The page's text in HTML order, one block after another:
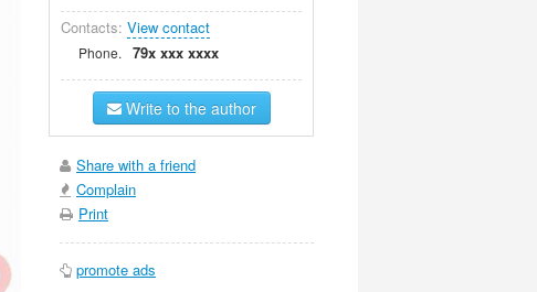
Contacts: View contact
Phone. 79x xxx xxxx
Write to the author
Share with a friend
Complain
Print
promote ads